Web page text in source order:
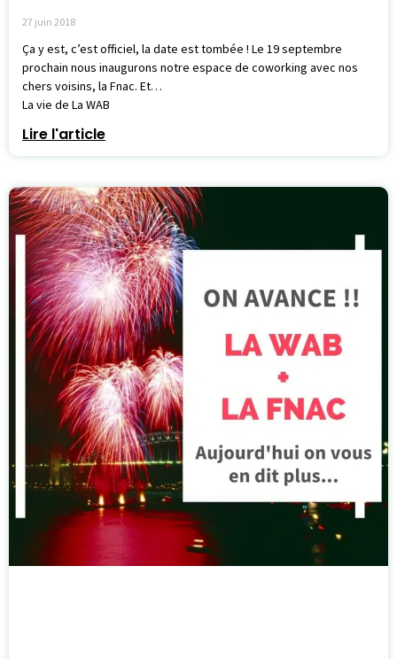
27 juin 2018
Ça y est, c’est officiel, la date est tombée ! Le 19 septembre
prochain nous inaugurons notre espace de coworking avec nos
chers voisins, la Fnac. Et…
La vie de La WAB
Lire l'article